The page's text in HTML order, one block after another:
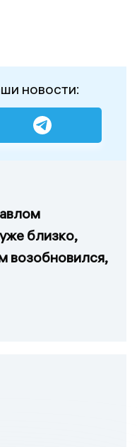
новости:
близко,
возобновился,